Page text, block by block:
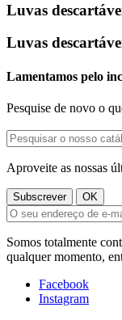
Luvas
Luvas
Lamentamos pelo
Pesquise de novo o
Aproveite as nossas
Somos totalmente
qualquer momento,
Facebook
Instagram